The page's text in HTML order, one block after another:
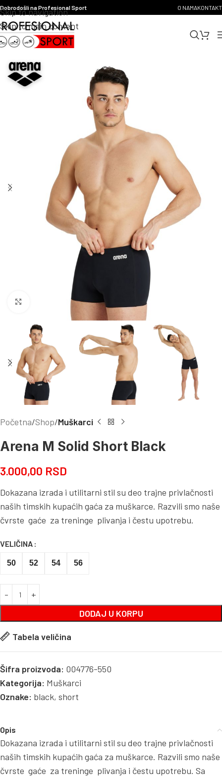
Skip to navigation
Skip to main content
Dobrodošli na Profesional Sport O NAMAKONTAKT
Kliknite za uvećanje
Početna Shop Muškarci
Arena M Solid Short Black
3.000,00 RSD
Dokazana izrada i utilitarni stil su deo trajne privlačnosti
naših timskih kupaćih gaća za muškarce. Razvili smo naše
čvrste gaće za treninge plivanja i čestu upotrebu.
VELIČINA
50 52 54 56
DODAJ U KORPU
Tabela veličina
Šifra proizvoda: 004776-550
Kategorija: Muškarci
Oznake: black, short
Opis
Dokazana izrada i utilitarni stil su deo trajne privlačnosti
naših timskih kupaćih gaća za muškarce. Razvili smo naše
čvrste gaće za treninge plivanja i čestu upotrebu. Sa